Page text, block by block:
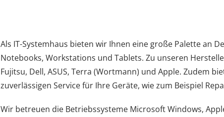
Als IT-Systemhaus bieten wir Ihnen eine große Palette an
Notebooks, Workstations und Tablets. Zu unseren
Fujitsu, Dell, ASUS, Terra (Wortmann) und Apple. Zudem
zuverlässigen Service für Ihre Geräte, wie zum Beispiel
Wir betreuen die Betriebssysteme Microsoft Windows,